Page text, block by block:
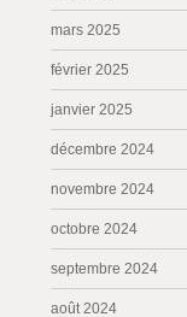
mars 2025
février 2025
janvier 2025
décembre 2024
novembre 2024
octobre 2024
septembre 2024
août 2024